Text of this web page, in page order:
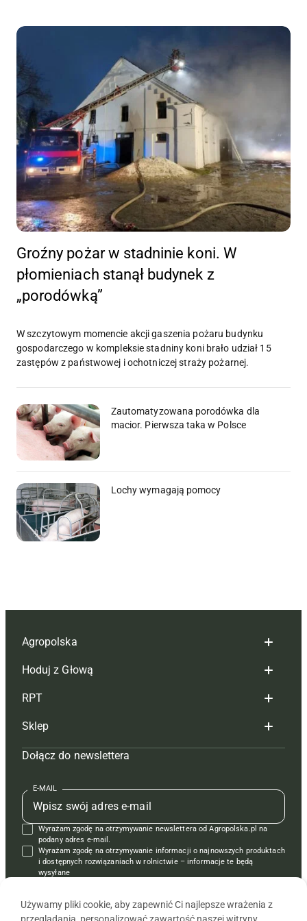
Groźny pożar w stadninie koni. W
płomieniach stanął budynek z
„porodówką”
W szczytowym momencie akcji gaszenia pożaru budynku
gospodarczego w kompleksie stadniny koni brało udział 15
zastępów z państwowej i ochotniczej straży pożarnej.
Zautomatyzowana porodówka dla
macior. Pierwsza taka w Polsce
Lochy wymagają pomocy
Agropolska
Redakcja
Reklama
Tagi
Mapa serwisu
Kontakt
Regulamin
Polityka prywatności
Hoduj z Głową
Hoduj z głową bydło
Hoduj z głową świnie
Prenumerata
Redakcja
Kontakt
Reklama
RPT
Redakcja
Prenumerata
Reklama
Kontakt
Krzyżówki
Sklep
Czasopisma i prenumerata
Książki
Regulamin
Dołącz do newslettera
E-MAIL
Wyrażam zgodę na otrzymywanie newslettera od Agropolska.pl na
podany adres e-mail.
Wyrażam zgodę na otrzymywanie informacji o najnowszych produktach
i dostępnych rozwiązaniach w rolnictwie – informacje te będą
wysyłane
Używamy pliki cookie, aby zapewnić Ci najlepsze wrażenia z